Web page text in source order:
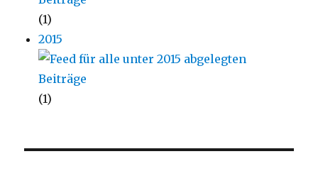
(1)
2015
(1)